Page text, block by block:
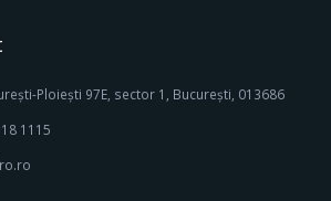
Ploiești 97E, sector 1, București, 013686
1115